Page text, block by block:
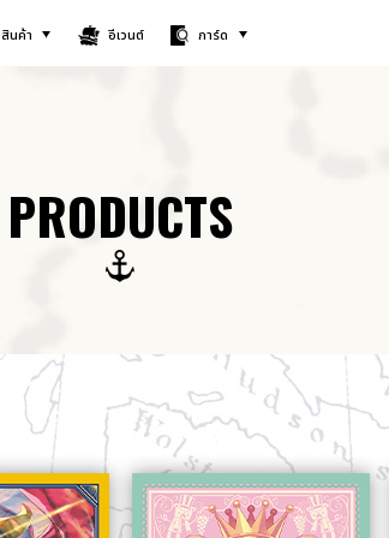
สินค้า อีเวนต์ การ์ด
PRODUCTS